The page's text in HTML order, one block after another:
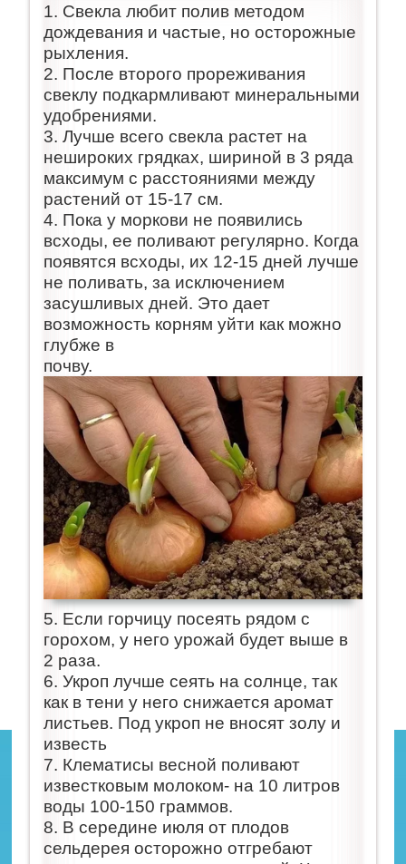
1. Свекла любит полив методом
дождевания и частые, но осторожные
рыхления.
2. После второго прореживания
свеклу подкармливают минеральными
удобрениями.
3. Лучше всего свекла растет на
нешироких грядках, шириной в 3 ряда
максимум с расстояниями между
растений от 15-17 см.
4. Пока у моркови не появились
всходы, ее поливают регулярно. Когда
появятся всходы, их 12-15 дней лучше
не поливать, за исключением
засушливых дней. Это дает
возможность корням уйти как можно
глубже в
почву.
5. Если горчицу посеять рядом с
горохом, у него урожай будет выше в
2 раза.
6. Укроп лучше сеять на солнце, так
как в тени у него снижается аромат
листьев. Под укроп не вносят золу и
известь
7. Клематисы весной поливают
известковым молоком- на 10 литров
воды 100-150 граммов.
8. В середине июля от плодов
сельдерея осторожно отгребают